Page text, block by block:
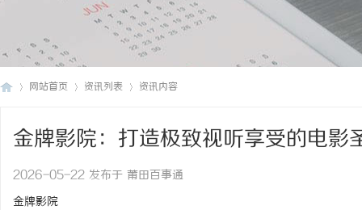
网站首页 资讯列表 资讯内容
金牌影院：打造极致视听享受的电影
2026-05-22 发布于 莆田百事通
金牌影院